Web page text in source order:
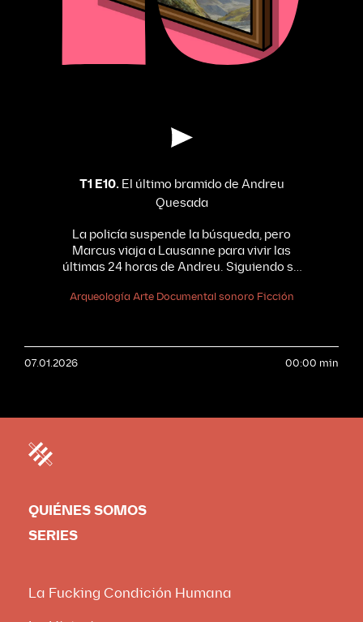
T1 E10. El último bramido de Andreu
Quesada
La policía suspende la búsqueda, pero
Marcus viaja a Lausanne para vivir las
últimas 24 horas de Andreu. Siguiendo su
monumental, descubrirá que el arte no
Con la participación de Juri Steiner
(director del museo cantonal de Bellas
Hermanos Sinay.
Arqueología Arte Documental sonoro Ficción
07.01.2026 00:00 min
QUIÉNES SOMOS
SERIES
La Fucking Condición Humana